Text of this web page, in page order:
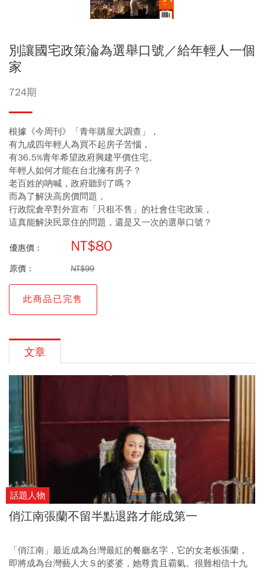
別讓國宅政策淪為選舉口號／給年輕人一個
家
724期
根據《今周刊》「青年購屋大調查」，
有九成四年輕人為買不起房子苦惱，
有36.5%青年希望政府興建平價住宅。
年輕人如何才能在台北擁有房子？
老百姓的吶喊，政府聽到了嗎？
而為了解決高房價問題，
行政院倉卒對外宣布「只租不售」的社會住宅政策，
這真能解決民眾住的問題，還是又一次的選舉口號？
優惠價： NT$80
原價： NT$99
此商品已完售
文章
話題人物
俏江南張蘭不留半點退路才能成第一
「俏江南」最近成為台灣最紅的餐廳名字，它的女老板張蘭，
即將成為台灣藝人大Ｓ的婆婆，她尊貴且霸氣。很難相信十九